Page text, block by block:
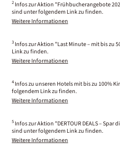
2 Infos zur Aktion "Frühbucherangebote
sind unter folgendem Link zu finden.
Weitere Informationen
3 Infos zur Aktion "Last Minute – mit bis zu
Link zu finden.
Weitere Informationen
4 Infos zu unseren Hotels mit bis zu 100%
folgendem Link zu finden.
Weitere Informationen
5 Infos zur Aktion "DERTOUR DEALS – Spar
sind unter folgendem Link zu finden.
Weitere Informationen